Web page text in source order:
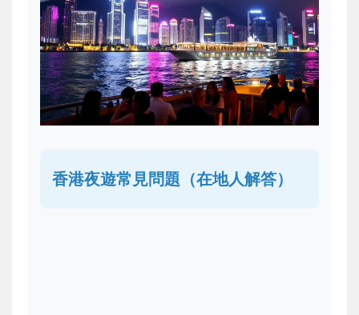
香港夜遊常見問題（在地人解答）